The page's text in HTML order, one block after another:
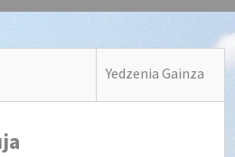
Yedzenia Gainza